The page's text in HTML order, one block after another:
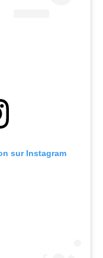
sur Instagram